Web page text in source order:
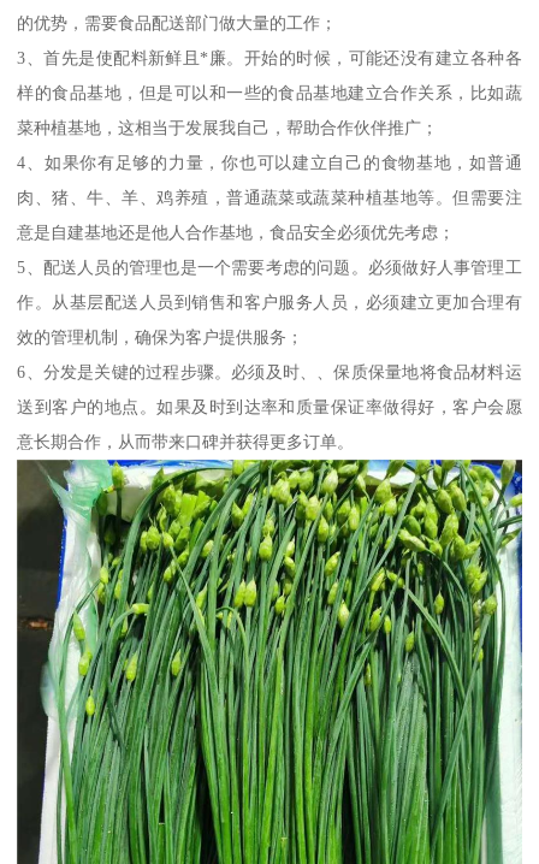
的优势，需要食品配送部门做大量的工作；
3、首先是使配料新鲜且*廉。开始的时候，可能还没有建立各种各
样的食品基地，但是可以和一些的食品基地建立合作关系，比如蔬
菜种植基地，这相当于发展我自己，帮助合作伙伴推广；
4、如果你有足够的力量，你也可以建立自己的食物基地，如普通
肉、猪、牛、羊、鸡养殖，普通蔬菜或蔬菜种植基地等。但需要注
意是自建基地还是他人合作基地，食品安全必须优先考虑；
5、配送人员的管理也是一个需要考虑的问题。必须做好人事管理工
作。从基层配送人员到销售和客户服务人员，必须建立更加合理有
效的管理机制，确保为客户提供服务；
6、分发是关键的过程步骤。必须及时、、保质保量地将食品材料运
送到客户的地点。如果及时到达率和质量保证率做得好，客户会愿
意长期合作，从而带来口碑并获得更多订单。